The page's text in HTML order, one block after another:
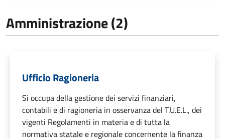
Amministrazione (2)
Ufficio Ragioneria
Si occupa della gestione dei servizi finanziari,
contabili e di ragioneria in osservanza del T.U.E.L., dei
vigenti Regolamenti in materia e di tutta la
normativa statale e regionale concernente la finanza